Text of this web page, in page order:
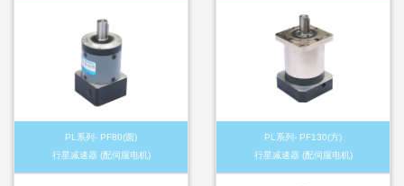
PL系列- PF80(圆)
行星减速器 (配伺服电机)
PL系列- PF130(方)
行星减速器 (配伺服电机)